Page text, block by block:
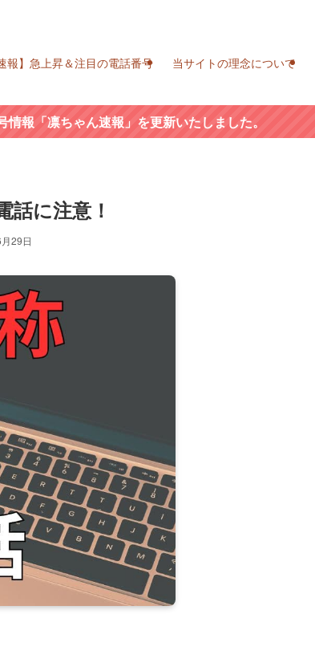
報】急上昇＆注目の電話番号 当サイトの理念について
報「凛ちゃん速報」を更新いたしました。
話に注意！
29日